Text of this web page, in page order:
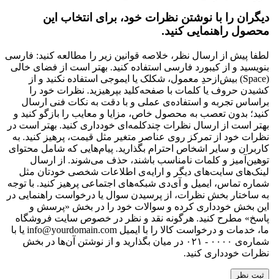
دیگران را با نوشتن نظرات خود، برای انتخاب این
محصول راهنمایی کنید.
لطفا پیش از ارسال نظر، خلاصه قوانین زیر را مطالعه کنید: فارسی
بنویسید و از کیبورد فارسی استفاده کنید. بهتر است از فضای خالی
(Space) بیش‌از‌حدِ معمول، شکلک یا ایموجی استفاده نکنید و از
کشیدن حروف یا کلمات با صفحه‌کلید بپرهیزید. نظرات خود را
براساس تجربه و استفاده‌ی عملی و با دقت به نکات فنی ارسال
کنید؛ بدون تعصب به محصول خاص، مزایا و معایب را بازگو کنید و
بهتر است از ارسال نظرات چندکلمه‌‌ای خودداری کنید. بهتر است در
نظرات خود از تمرکز روی عناصر متغیر مثل قیمت، پرهیز کنید. به
کاربران و سایر اشخاص احترام بگذارید. پیام‌هایی که شامل محتوای
توهین‌آمیز و کلمات نامناسب باشند، حذف می‌شوند. از ارسال
لینک‌های سایت‌های دیگر و ارایه‌ی اطلاعات شخصی خودتان مثل
شماره تماس، ایمیل و آی‌دی شبکه‌های اجتماعی پرهیز کنید. با توجه
به ساختار بخش نظرات، از پرسیدن سوال یا درخواست راهنمایی در
این بخش خودداری کرده و سوالات خود را در بخش «پرسش و
پاسخ» مطرح کنید. هرگونه نقد و نظر در خصوص سایت فروشگاه
ما، خدمات و درخواست کالا را با ایمیل info@yourdomain.com یا با
شماره‌ی ۰۰۰۰ - ۰۲۱ در میان بگذارید و از نوشتن آن‌ها در بخش
نظرات خودداری کنید.
ثبت نظر